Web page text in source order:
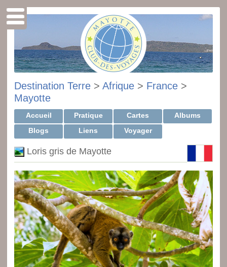
Destination Terre > Afrique > France >
Mayotte
Accueil Pratique Cartes
Albums
Blogs
Liens Voyager
Loris gris de Mayotte